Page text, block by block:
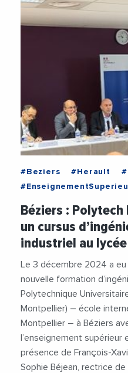
#Beziers #Herault
Béziers :
un cursus
industriel au
Le 3 décembre 2024 a eu
nouvelle formation
Polytechnique
Montpellier) – école
Montpellier – à Béziers
l’enseignement supérieur
présence de François-
Sophie Béjean, rectrice